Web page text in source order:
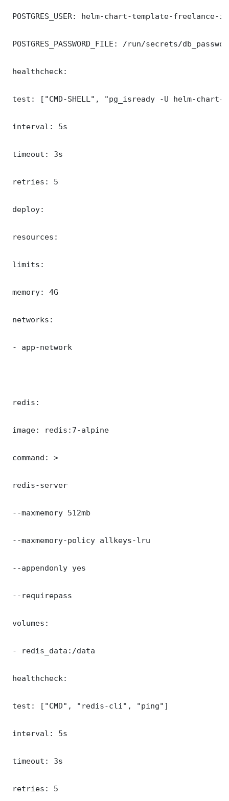
POSTGRES_USER: helm-chart-template-
POSTGRES_PASSWORD_FILE: /run/secrets/
healthcheck:
test: ["CMD-SHELL", "pg_isready -U helm-
interval: 5s
timeout: 3s
retries: 5
deploy:
resources:
limits:
memory: 4G
networks:
- app-network
redis:
image: redis:7-alpine
command: >
redis-server
--maxmemory 512mb
--maxmemory-policy allkeys-lru
--appendonly yes
--requirepass
volumes:
- redis_data:/data
healthcheck:
test: ["CMD", "redis-cli", "ping"]
interval: 5s
timeout: 3s
retries: 5